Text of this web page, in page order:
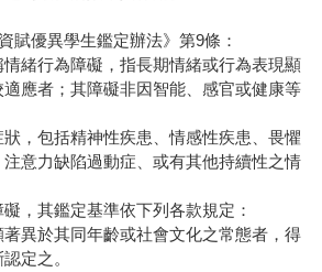
賦優異學生鑑定辦法》第9條：
緒行為障礙，指長期情緒或行為表現顯
應者；其障礙非因智能、感官或健康等
，包括精神性疾患、情感性疾患、畏懼
意力缺陷過動症、或有其他持續性之情
，其鑑定基準依下列各款規定：
異於其同年齡或社會文化之常態者，得
定之。